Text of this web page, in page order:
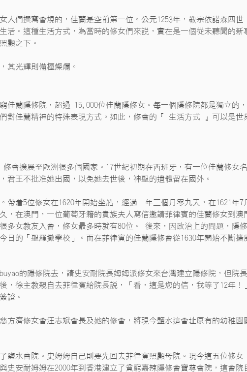
們撰寫會規的，佳蘭是空前第一位。公元1253年，教宗依諾森四世
活。這種生活方式，為當時的修女們來說，實在是一個從未聽聞的新
顧之下。
其光輝則備極燦爛。
佳蘭隱修院，超過 15,000位佳蘭隱修女。每一個隱修院都是獨立的，
對佳蘭精神的特殊表現方式。如此，修會的『 生活方式 』可以是世
會擴展至歐洲很多個國家。17世紀初期在西班牙，有一位佳蘭修女名
君王不批准她出國，以免她去世後，神聖的遺體留在國外。
着5位修女在1620年開始坐船，經過一年三個月零九天，在1621年7
，在澳門，一位葡萄牙籍的貴族夫人寫信邀請菲律賓的佳蘭修女到澳
多女教友入會，修女最多時就有80位。 後來，因政治上的問題，隱
日的「聖羅撒學校」。而在菲律賓的佳蘭隱修會從1630年開始不斷擴
的隱修院去，請史安耐院長姆姆派修女來台灣建立隱修院，但院長
，徐主教親自去菲律賓給院長說，「看，這是您的信，我等了12年！
證。
方濟修女會汪志斌會長及她的修會，將現今鹽水這會址原有的幼稚園
鹽水會院。史姆姆自己則要先回去菲律賓照顧母院。現今這五位修女
史安耐姆姆在2000年到香港建立了貧窮嘉辣隱修會寶尊會院，這會院